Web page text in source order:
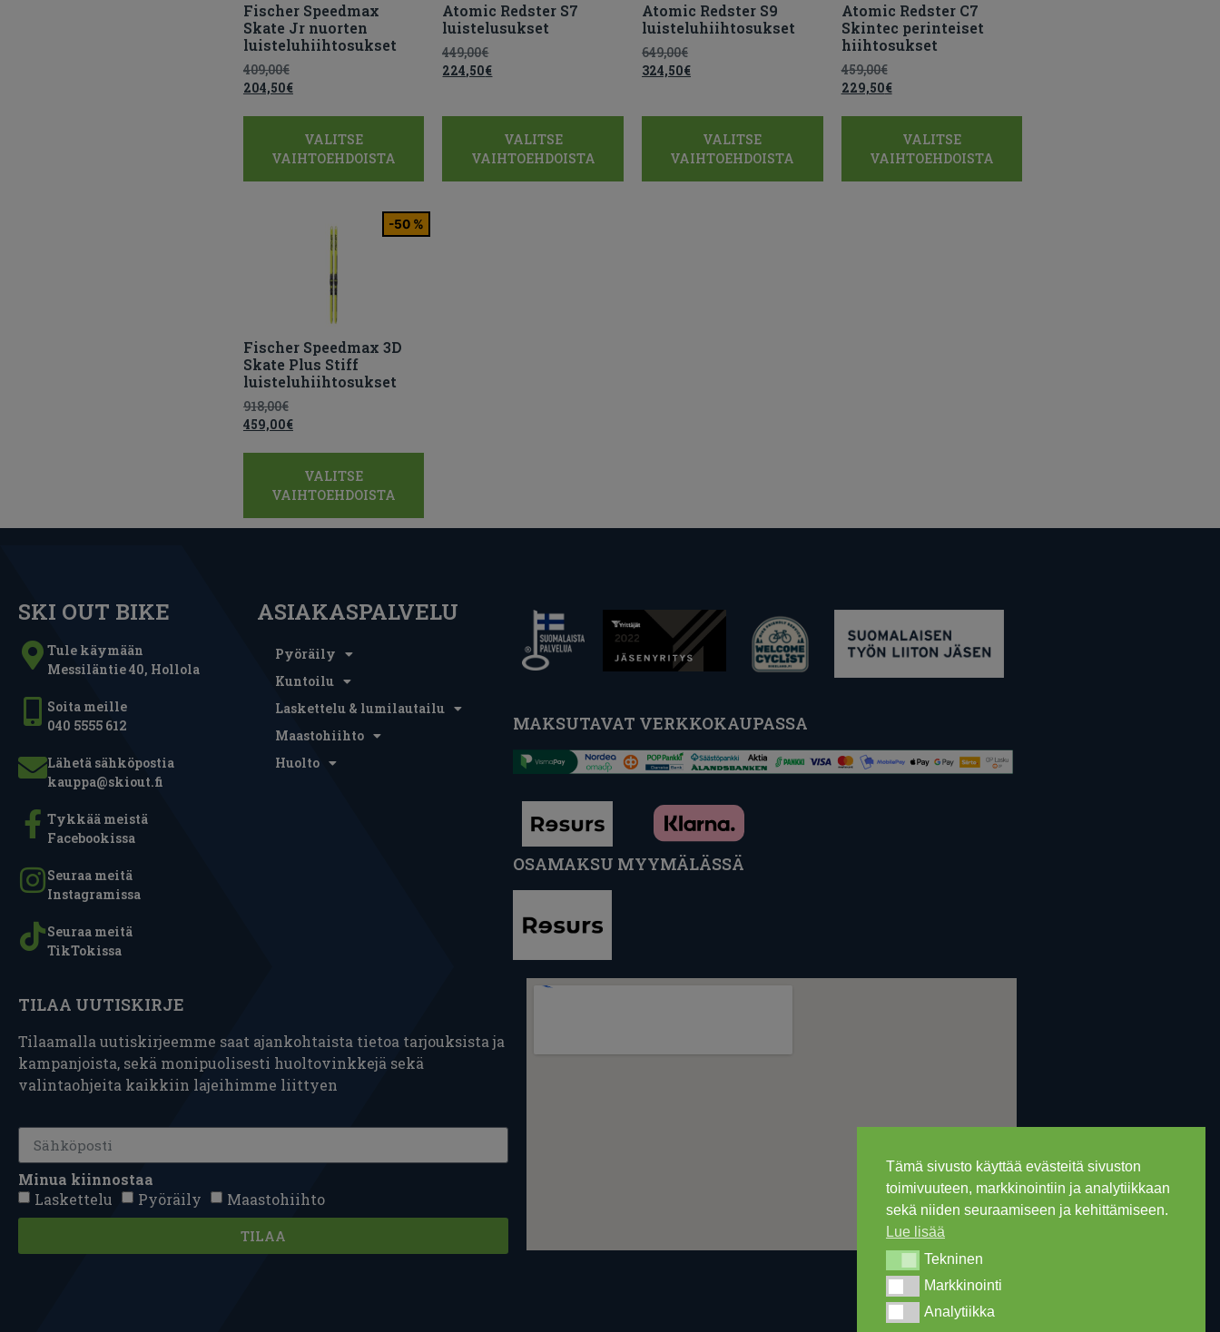
Tämä sivusto käyttää evästeitä sivuston
toimivuuteen, markkinointiin ja analytiikkaan
sekä niiden seuraamiseen ja kehittämiseen.
Lue lisää
TekninenTekninen
MarkkinointiMarkkinointi
AnalytiikkaAnalytiikka
Fischer Speedmax
Skate Jr nuorten
luisteluhiihtosukset
409,00€
204,50€
VALITSE
VAIHTOEHDOISTA
Atomic Redster S7
luistelusukset
449,00€
224,50€
VALITSE
VAIHTOEHDOISTA
Atomic Redster S9
luisteluhiihtosukset
649,00€
324,50€
VALITSE
VAIHTOEHDOISTA
Atomic Redster C7
Skintec perinteiset
hiihtosukset
459,00€
229,50€
VALITSE
VAIHTOEHDOISTA
-50 %
Fischer Speedmax 3D
Skate Plus Stiff
luisteluhiihtosukset
918,00€
459,00€
VALITSE
VAIHTOEHDOISTA
SKI OUT BIKE
Tule käymään
Messiläntie 40, Hollola
Soita meille
040 5555 612
Lähetä sähköpostia
kauppa@skiout.fi
Tykkää meistä
Facebookissa
Seuraa meitä
Instagramissa
Seuraa meitä
TikTokissa
ASIAKASPALVELU
Pyöräily
Kuntoilu
Laskettelu & lumilautailu
Maastohiihto
Huolto
MAKSUTAVAT VERKKOKAUPASSA
OSAMAKSU MYYMÄLÄSSÄ
TILAA UUTISKIRJE
Tilaamalla uutiskirjeemme saat ajankohtaista tietoa tarjouksista ja
kampanjoista, sekä monipuolisesti huoltovinkkejä sekä
valintaohjeita kaikkiin lajeihimme liittyen
Minua kiinnostaa
Laskettelu
Pyöräily Maastohiihto
TILAA